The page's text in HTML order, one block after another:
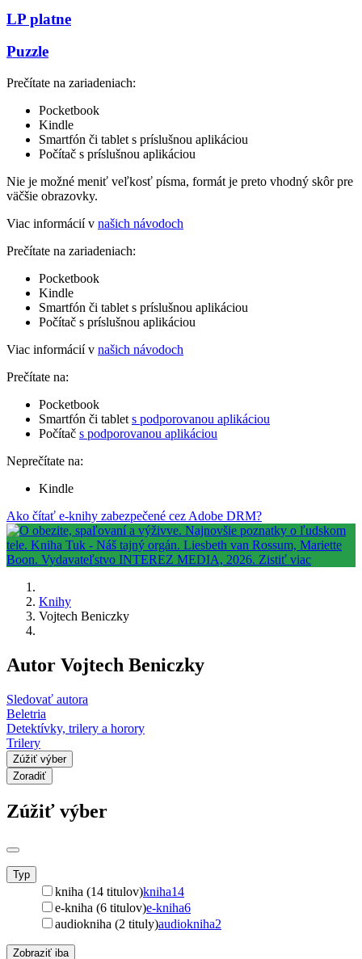
LP platne
Puzzle
Prečítate na zariadeniach:
Pocketbook
Kindle
Smartfón či tablet s príslušnou aplikáciou
Počítač s príslušnou aplikáciou
Nie je možné meniť veľkosť písma, formát je preto vhodný skôr pre
väčšie obrazovky.
Viac informácií v našich návodoch
Prečítate na zariadeniach:
Pocketbook
Kindle
Smartfón či tablet s príslušnou aplikáciou
Počítač s príslušnou aplikáciou
Viac informácií v našich návodoch
Prečítate na:
Pocketbook
Smartfón či tablet s podporovanou aplikáciou
Počítač s podporovanou aplikáciou
Neprečítate na:
Kindle
Ako čítať e-knihy zabezpečené cez Adobe DRM?
Knihy
Vojtech Beniczky
Autor Vojtech Beniczky
Sledovať autora
Beletria
Detektívky, trilery a horory
Trilery
Zúžiť výber
Zoradiť
Zúžiť výber
Typ
kniha (14 titulov)kniha14
e-kniha (6 titulov)e-kniha6
audiokniha (2 tituly)audiokniha2
Zobraziť iba